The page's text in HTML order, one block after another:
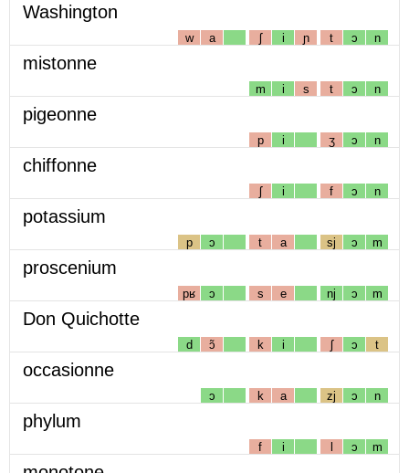
Washington
w a ʃ i ɲ t ɔ n
mistonne
m i s t ɔ n
pigeonne
p i ʒ ɔ n
chiffonne
ʃ i f ɔ n
potassium
p ɔ t a sj ɔ m
proscenium
pʁ ɔ s e nj ɔ m
Don Quichotte
d ɔ̃ k i ʃ ɔ t
occasionne
ɔ k a zj ɔ n
phylum
f i l ɔ m